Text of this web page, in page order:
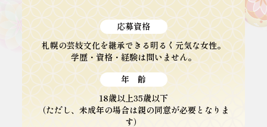
応募資格
札幌の芸妓文化を継承できる明るく元気な女性。
学歴・資格・経験は問いません。
年 齢
18歳以上35歳以下
（ただし、未成年の場合は親の同意が必要となりま
す）